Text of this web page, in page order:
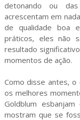
detonando ou
acrescentam em
de qualidade boa
práticos, eles não
resultado
momentos de ação.
Como disse antes,
os melhores
Goldblum
mostram que se